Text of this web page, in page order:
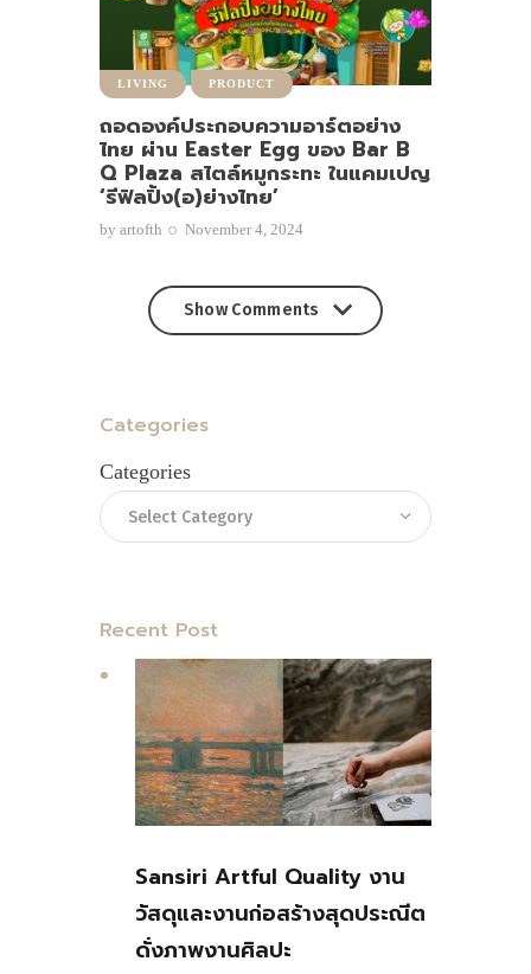
LIVING PRODUCT
ถอดองค์ประกอบความอาร์ตอย่าง
ไทย ผ่าน Easter Egg ของ Bar B
Q Plaza สไตล์หมูกระทะ ในแคมเปญ
‘รีฟิลปิ้ง(อ)ย่างไทย’
by artofth November 4, 2024
Show Comments
Categories
Categories
Recent Post
Sansiri Artful Quality งาน
วัสดุและงานก่อสร้างสุดประณีต
ดั่งภาพงานศิลปะ